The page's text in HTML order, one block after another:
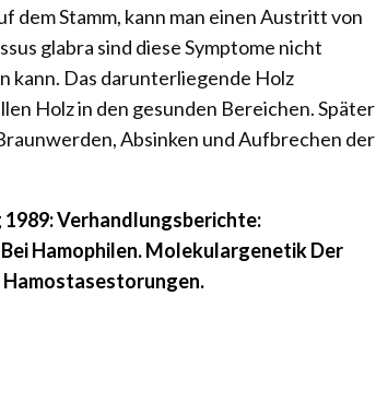
dem Stamm, kann man einen Austritt von
glabra sind diese Symptome nicht
kann. Das darunterliegende Holz
Holz in den gesunden Bereichen. Später
Absinken und Aufbrechen der
1989: Verhandlungsberichte:
Hamophilen. Molekulargenetik Der
Hamostasestorungen.